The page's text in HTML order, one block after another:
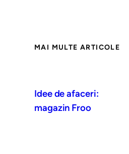
MAI MULTE ARTICOLE
Idee de afaceri:
magazin Froo